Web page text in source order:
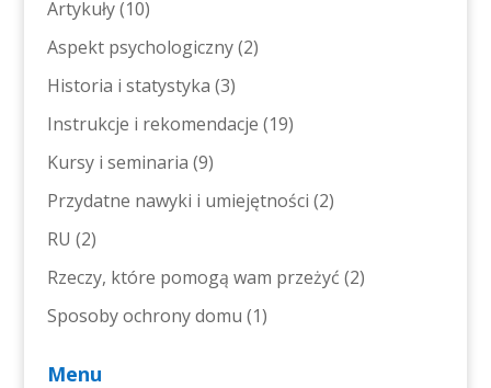
Artykuły(10)
Aspekt psychologiczny(2)
Historia i statystyka (3)
Instrukcje i rekomendacje (19)
Kursy i seminaria (9)
Przydatne nawyki i umiejętności (2)
RU (2)
Rzeczy, które pomogą wam przeżyć (2)
Sposoby ochrony domu (1)
Menu